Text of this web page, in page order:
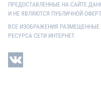
ПРЕДОСТАВЛЕННЫЕ НА САЙТЕ
И НЕ ЯВЛЯЮТСЯ ПУБЛИЧНОЙ
ВСЕ ИЗОБРАЖЕНИЯ
РЕСУРСА СЕТИ ИНТЕРНЕТ.